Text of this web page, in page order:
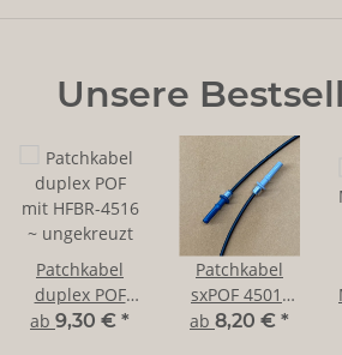
Unsere
Patchkabel
duplex POF
mit HFBR-4516
ab 9,30 € *
Patchkabel
sxPOF 4501-
4511
ab 8,20 € *